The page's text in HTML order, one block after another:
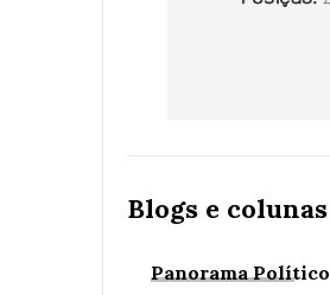
Blogs e colunas
Panorama Político